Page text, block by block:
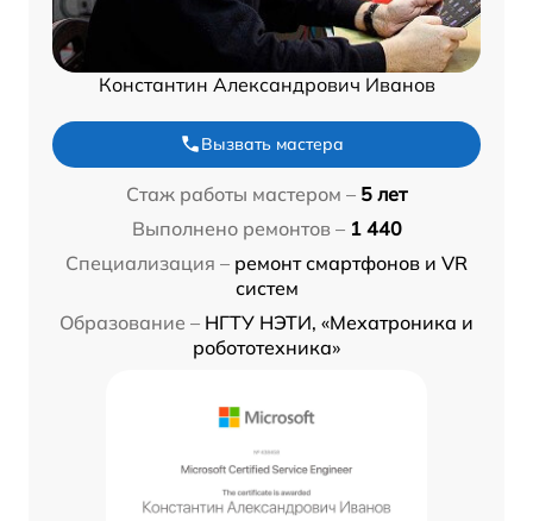
Константин Александрович Иванов
Вызвать мастера
Стаж работы мастером – 5 лет
Выполнено ремонтов – 1 440
Специализация – ремонт смартфонов и VR
систем
Образование – НГТУ НЭТИ, «Мехатроника и
робототехника»